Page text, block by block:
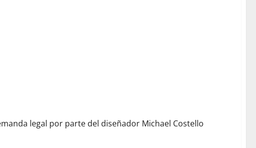
legal por parte del diseñador Michael Costello